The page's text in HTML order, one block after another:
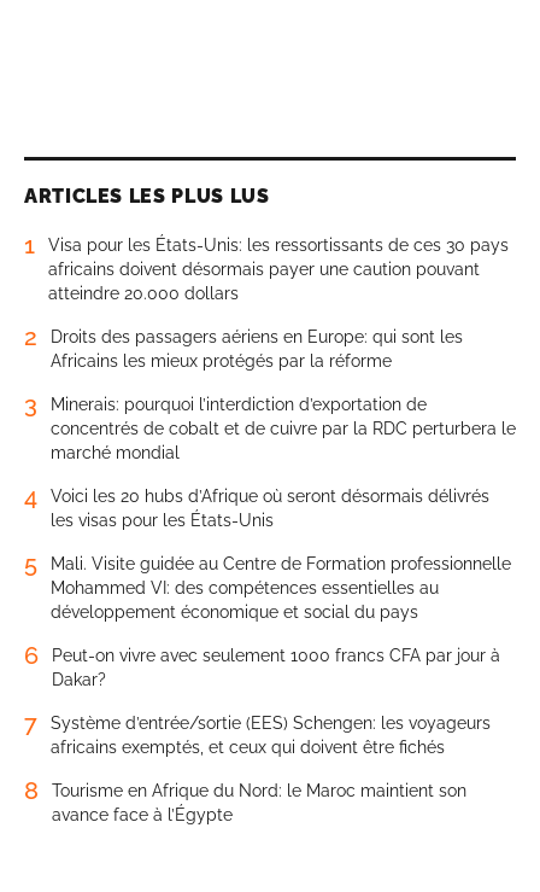
ARTICLES LES PLUS LUS
1
Visa pour les États-Unis: les ressortissants de ces 30 pays
africains doivent désormais payer une caution pouvant
atteindre 20.000 dollars
2
Droits des passagers aériens en Europe: qui sont les
Africains les mieux protégés par la réforme
3
Minerais: pourquoi l’interdiction d’exportation de
concentrés de cobalt et de cuivre par la RDC perturbera le
marché mondial
4
Voici les 20 hubs d’Afrique où seront désormais délivrés
les visas pour les États-Unis
5
Mali. Visite guidée au Centre de Formation professionnelle
Mohammed VI: des compétences essentielles au
développement économique et social du pays
6
Peut-on vivre avec seulement 1000 francs CFA par jour à
Dakar?
7
Système d’entrée/sortie (EES) Schengen: les voyageurs
africains exemptés, et ceux qui doivent être fichés
8
Tourisme en Afrique du Nord: le Maroc maintient son
avance face à l’Égypte